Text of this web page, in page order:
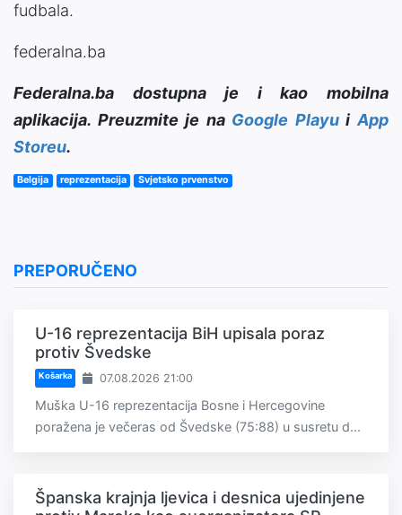
fudbala.
federalna.ba
Federalna.ba dostupna je i kao mobilna
aplikacija. Preuzmite je na Google PlayuiApp
Storeu.
Belgija reprezentacija Svjetsko prvenstvo
PREPORUČENO
U-16 reprezentacija BiH upisala poraz
protiv Švedske
Košarka 07.08.2026 21:00
Muška U-16 reprezentacija Bosne i Hercegovine
poražena je večeras od Švedske (75:88) u susretu d...
Španska krajnja ljevica i desnica ujedinjene